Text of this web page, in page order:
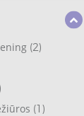
(2)
(1)